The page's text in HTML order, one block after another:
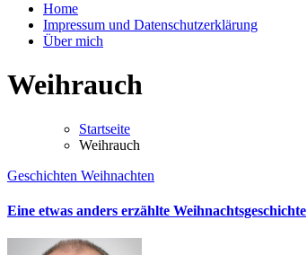
Home
Impressum und Datenschutzerklärung
Über mich
Weihrauch
Startseite
Weihrauch
Geschichten Weihnachten
Eine etwas anders erzählte Weihnachtsgeschichte